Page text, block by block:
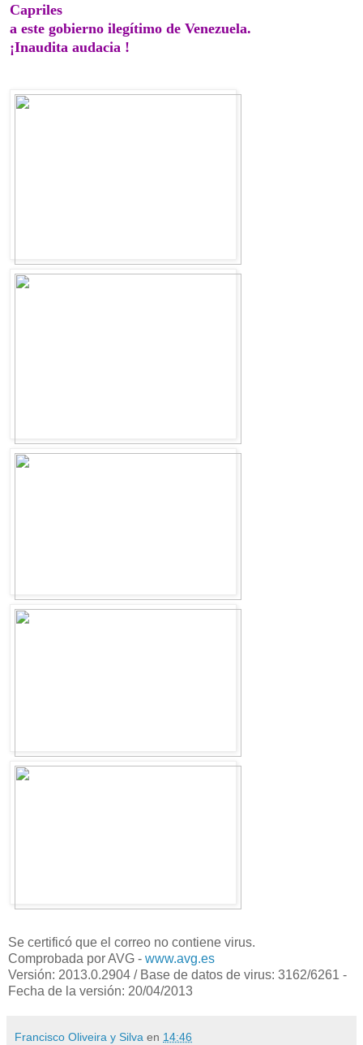
Capriles
a este gobierno ilegítimo de Venezuela.
¡Inaudita audacia !
Se certificó que el correo no contiene virus.
Comprobada por AVG - www.avg.es
Versión: 2013.0.2904 / Base de datos de virus: 3162/6261 -
Fecha de la versión: 20/04/2013
Francisco Oliveira y Silva en 14:46